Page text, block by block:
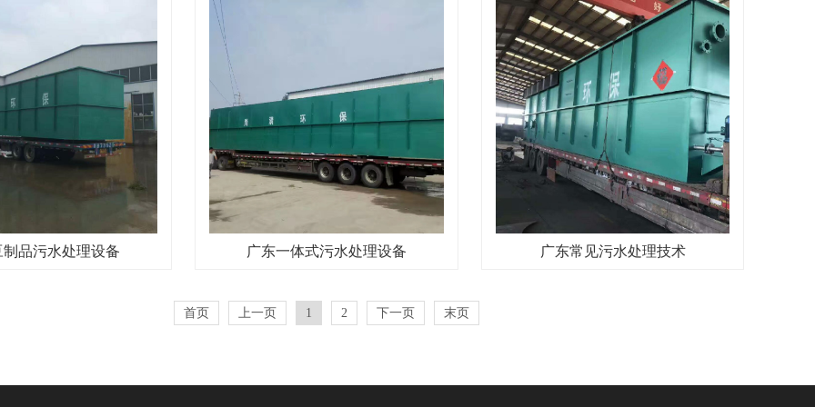
制品污水处理设备 广东一体式污水处理设备 广东常见污水处理技术
首页 上一页 1 2 下一页 末页